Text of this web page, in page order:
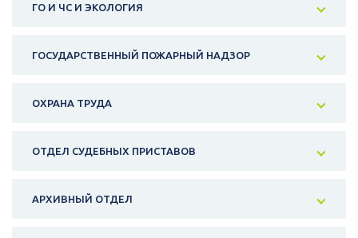
ГО И ЧС И ЭКОЛОГИЯ
ГОСУДАРСТВЕННЫЙ ПОЖАРНЫЙ НАДЗОР
ОХРАНА ТРУДА
ОТДЕЛ СУДЕБНЫХ ПРИСТАВОВ
АРХИВНЫЙ ОТДЕЛ